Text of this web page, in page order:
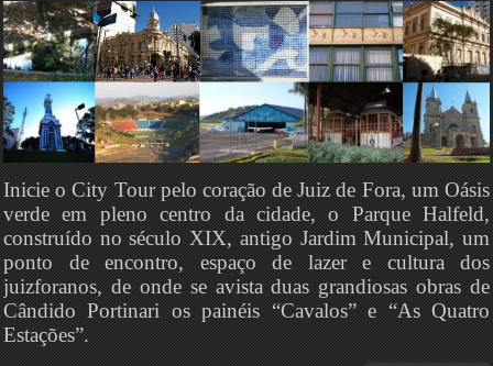
Inicie o City Tour pelo coração de Juiz de Fora, um Oásis
verde em pleno centro da cidade, o Parque Halfeld,
construído no século XIX, antigo Jardim Municipal, um
ponto de encontro, espaço de lazer e cultura dos
juizforanos, de onde se avista duas grandiosas obras de
Cândido Portinari os painéis “Cavalos” e “As Quatro
Estações”.